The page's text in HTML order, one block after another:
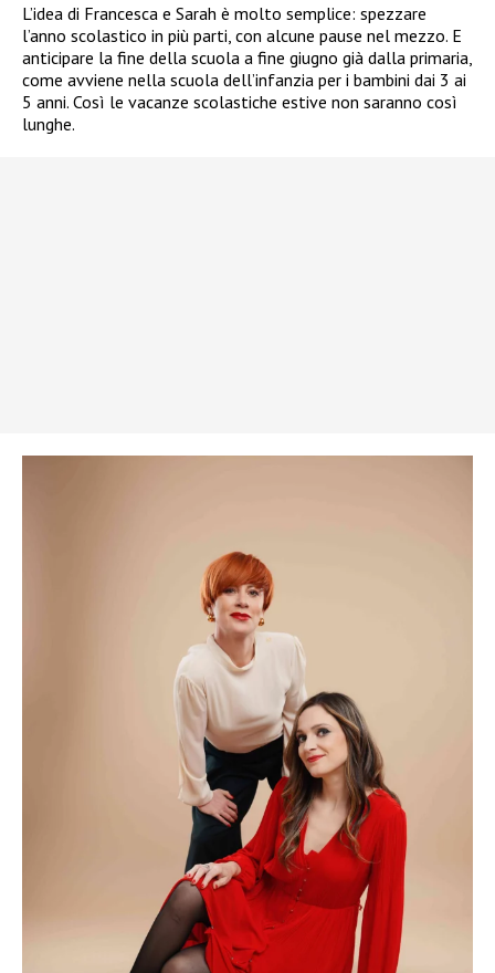
L’idea di Francesca e Sarah è molto semplice: spezzare
l’anno scolastico in più parti, con alcune pause nel mezzo. E
anticipare la fine della scuola a fine giugno già dalla primaria,
come avviene nella scuola dell’infanzia per i bambini dai 3 ai
5 anni. Così le vacanze scolastiche estive non saranno così
lunghe.